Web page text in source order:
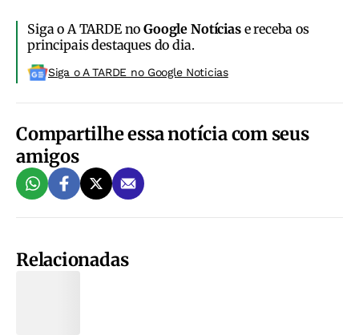
Siga o A TARDE noGoogle Notíciase receba os
principais destaques do dia.
Siga o A TARDE no Google Noticias
Compartilhe essa notícia com seus
amigos
Relacionadas